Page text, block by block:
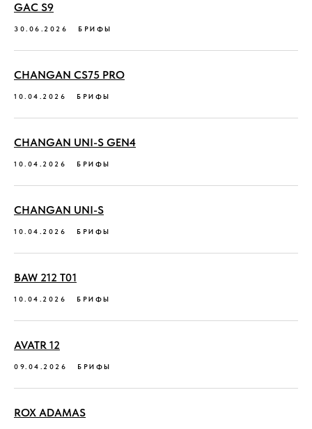
GAC S9
30.06.2026 БРИФЫ
CHANGAN CS75 PRO
10.04.2026 БРИФЫ
CHANGAN UNI-S GEN4
10.04.2026 БРИФЫ
CHANGAN UNI-S
10.04.2026 БРИФЫ
BAW 212 T01
10.04.2026 БРИФЫ
AVATR 12
09.04.2026 БРИФЫ
ROX ADAMAS